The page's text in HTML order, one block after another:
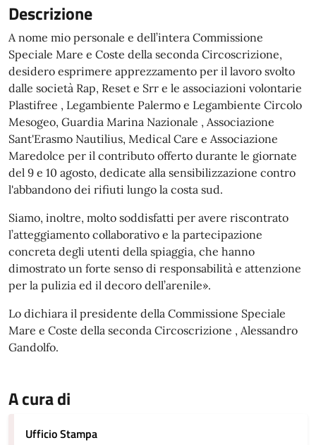
Descrizione
A nome mio personale e dell’intera Commissione
Speciale Mare e Coste della seconda Circoscrizione,
desidero esprimere apprezzamento per il lavoro svolto
dalle società Rap, Reset e Srr e le associazioni volontarie
Plastifree , Legambiente Palermo e Legambiente Circolo
Mesogeo, Guardia Marina Nazionale , Associazione
Sant'Erasmo Nautilius, Medical Care e Associazione
Maredolce per il contributo offerto durante le giornate
del 9 e 10 agosto, dedicate alla sensibilizzazione contro
l'abbandono dei rifiuti lungo la costa sud.
Siamo, inoltre, molto soddisfatti per avere riscontrato
l’atteggiamento collaborativo e la partecipazione
concreta degli utenti della spiaggia, che hanno
dimostrato un forte senso di responsabilità e attenzione
per la pulizia ed il decoro dell’arenile».
Lo dichiara il presidente della Commissione Speciale
Mare e Coste della seconda Circoscrizione , Alessandro
Gandolfo.
A cura di
Ufficio Stampa